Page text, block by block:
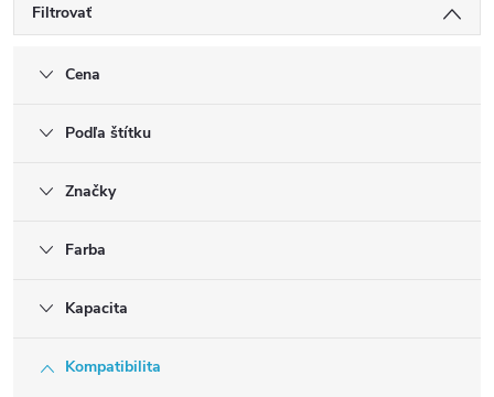
Filtrovať
Cena
Podľa štítku
Značky
Farba
Kapacita
Kompatibilita